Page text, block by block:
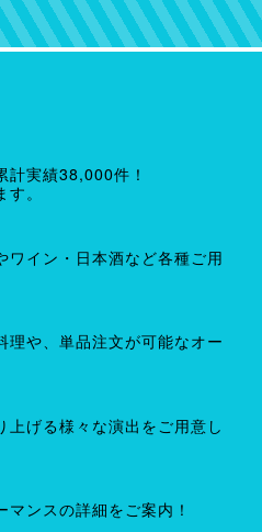
ングプラン
メニュー
プション
計実績38,000件！
。
ワイン・日本酒など各種ご用
理や、単品注文が可能なオー
上げる様々な演出をご用意し
ンスの詳細をご案内！